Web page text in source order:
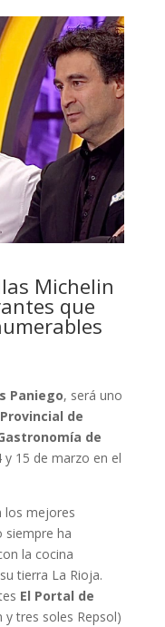
Michelin
que
Paniego, será uno
de
de
y 15 de marzo en el
los mejores
siempre ha
la cocina
tierra La Rioja.
El Portal de
y tres soles Repsol)